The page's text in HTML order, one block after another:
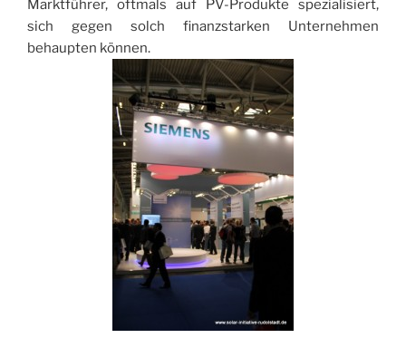
Marktführer, oftmals auf PV-Produkte spezialisiert,
sich gegen solch finanzstarken Unternehmen
behaupten können.